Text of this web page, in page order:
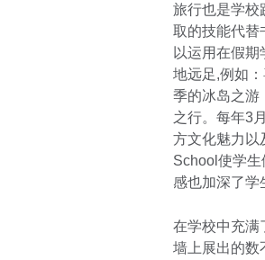
旅行也是学校
取的技能代替
以运用在假
地远足,例如
季的冰岛之游
之行。每年3
方文化魅力以
School使学
感也加深了学
在学校中充满
墙上展出的数